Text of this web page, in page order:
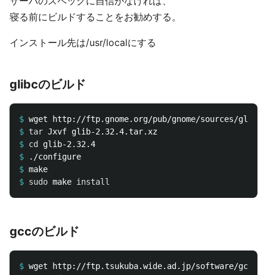
寝る前にビルドすることをお勧めする。
インストール先は/usr/localにする
glibcのビルド
$
$ tar
$ cd
$
$
$ sudo make install
gccのビルド
$